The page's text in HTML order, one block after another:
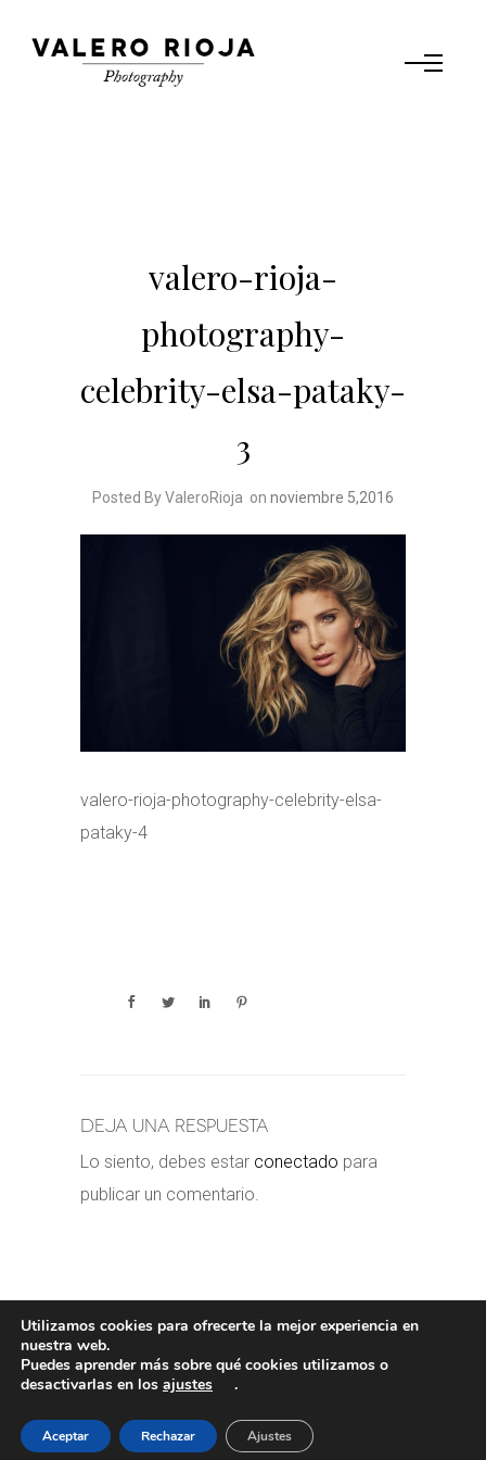
valero-rioja-
photography-
celebrity-elsa-pataky-
3
Posted By ValeroRioja on noviembre 5,2016
valero-rioja-photography-celebrity-elsa-
pataky-4
Deja una respuesta
Lo siento, debes estar conectado para
publicar un comentario.
POLÍTICA DE COOKIES - POLÍTICA
VALERORIOJA
Utilizamos cookies para ofrecerte la mejor experiencia en
nuestra web.
Puedes aprender más sobre qué cookies utilizamos o
desactivarlas en los ajustes .
Aceptar Rechazar Ajustes